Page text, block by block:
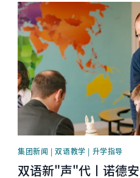
News image
集团新闻 | 双语教学 | 升学指导
双语新"声"代丨诺德